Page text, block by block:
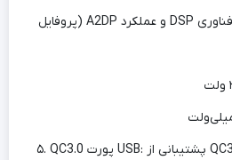
۲. پردازش صدای بلوتوث: با فناوری DSP و عملکرد A2DP (پروفایل
۵. QC3.0 پورت USB: پشتیبانی از QC3.0، QC2.0، خروجی ۵ ولت/۳